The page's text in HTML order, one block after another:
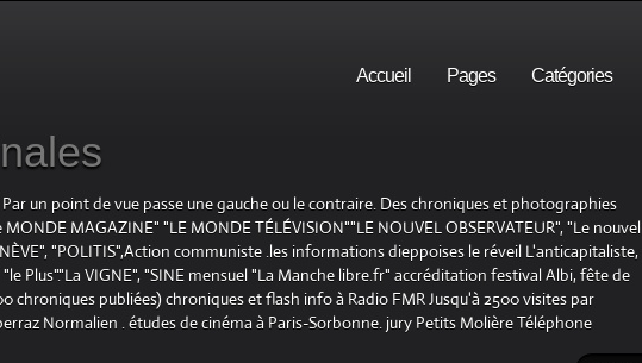
Accueil Pages Catégories
un point de vue passe une gauche ou le contraire. Des chroniques et photographies
MAGAZINE" "LE MONDE TÉLÉVISION""LE NOUVEL OBSERVATEUR", "Le nouvel
"POLITIS",Action communiste .les informations dieppoises le réveil L'anticapitaliste,
Plus"."La VIGNE", "SINE mensuel "La Manche libre.fr" accréditation festival Albi, fête de
chroniques publiées) chroniques et flash info à Radio FMR Jusqu'à 2500 visites par
Normalien . études de cinéma à Paris-Sorbonne. jury Petits Molière Téléphone